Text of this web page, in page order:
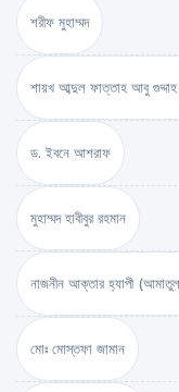
শরীফ মুহাম্মদ
শায়খ আব্দুল ফাত্তাহ আবু
ড. ইবনে আশরাফ
মুহাম্মদ হাবীবুর রহমান
নাজনীন আক্তার হ্যাপী
মোঃ মোস্তফা জামান